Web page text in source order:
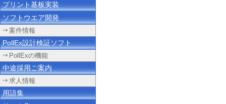
プリント基板実装
ソフトウエア開発
案件情報
PollEx設計検証ソフト
PollExの機能
中途採用ご案内
求人情報
用語集